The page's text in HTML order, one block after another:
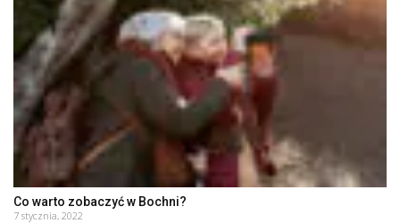
Co warto zobaczyć w Bochni?
7 stycznia, 2022